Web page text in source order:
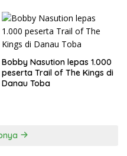
Bobby Nasution lepas 1.000
peserta Trail of The Kings di
Danau Toba